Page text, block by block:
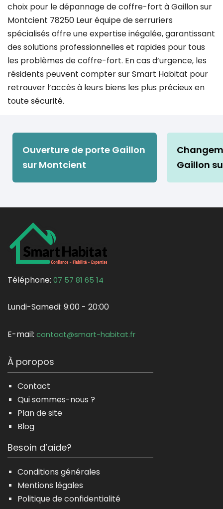
choix pour le dépannage de coffre-fort à Gaillon sur
Montcient 78250 Leur équipe de serruriers
spécialisés offre une expertise inégalée, garantissant
des solutions professionnelles et rapides pour tous
les problèmes de coffre-fort. En cas d’urgence, les
résidents peuvent compter sur Smart Habitat pour
retrouver l’accès à leurs biens les plus précieux en
toute sécurité.
Ouverture de porte Gaillon
sur Montcient
Gaillon
Téléphone: 07 57 81 65 14
Lundi-Samedi: 9:00 - 20:00
E-mail: contact@smart-habitat.fr
À poropos
Contact
Qui sommes-nous ?
Plan de site
Blog
Besoin d’aide?
Conditions générales
Mentions légales
Politique de confidentialité